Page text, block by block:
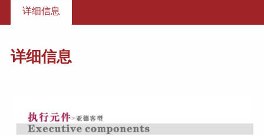
详细信息
详细信息